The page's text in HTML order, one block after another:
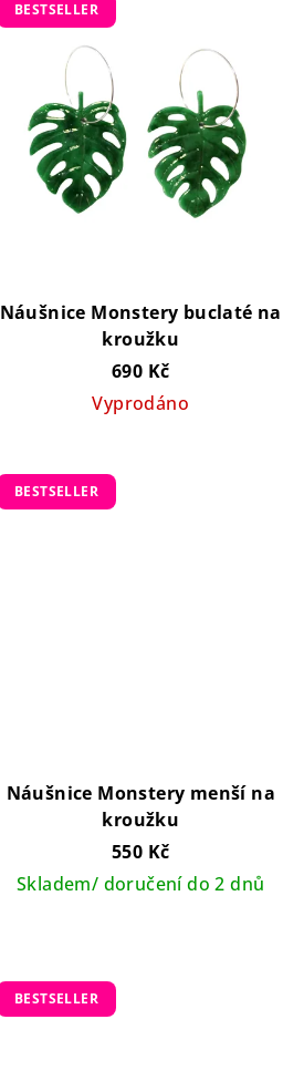
BESTSELLER
Náušnice Monstery buclaté na
kroužku
690 Kč
Vyprodáno
BESTSELLER
Náušnice Monstery menší na
kroužku
550 Kč
Skladem/ doručení do 2 dnů
BESTSELLER